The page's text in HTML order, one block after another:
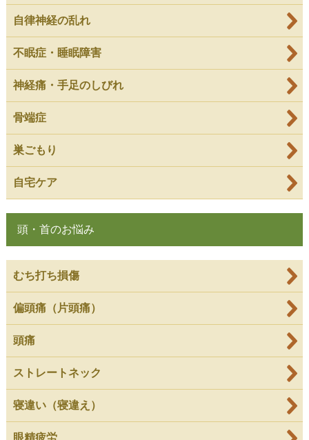
自律神経の乱れ
不眠症・睡眠障害
神経痛・手足のしびれ
骨端症
巣ごもり
自宅ケア
頭・首のお悩み
むち打ち損傷
偏頭痛（片頭痛）
頭痛
ストレートネック
寝違い（寝違え）
眼精疲労